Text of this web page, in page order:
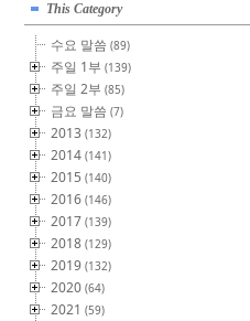
This Category
수요 말씀(89)
주일 1부(139)
주일 2부(85)
금요 말씀(7)
2013(132)
2014(141)
2015(140)
2016(146)
2017(139)
2018(129)
2019(132)
2020(64)
2021(59)